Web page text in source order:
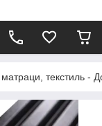
матраци, текстиль -